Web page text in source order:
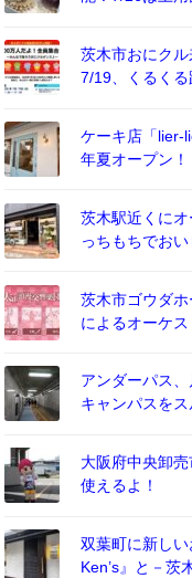
茨木市おにクル
7/19、くるくる
ケーキ店「lier-
年夏オープン！
茨木駅近くに
っちもちでおい
茨木市ゴウダ
によるオーケ
アンダーパス
キャンパスをス
大阪府中央卸
使えるよ！
双葉町に新し
Ken’s』と－茨